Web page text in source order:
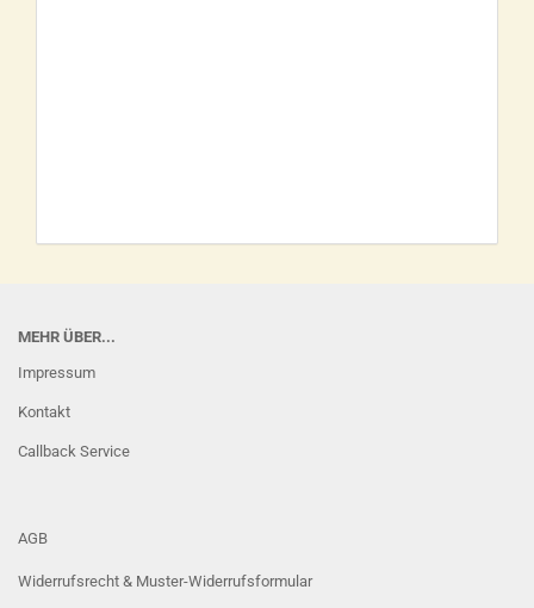
MEHR ÜBER...
Impressum
Kontakt
Callback Service
AGB
Widerrufsrecht & Muster-Widerrufsformular